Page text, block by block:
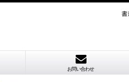
書
お問い合わせ